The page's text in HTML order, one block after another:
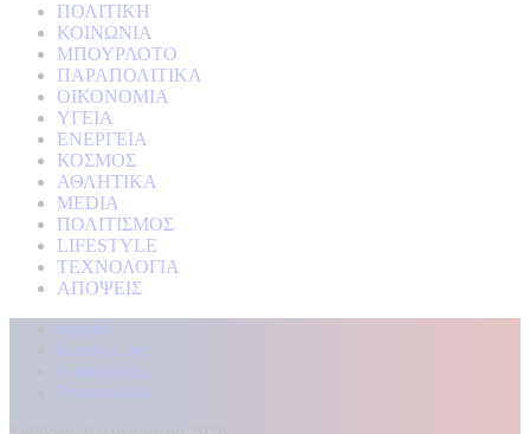
ΠΟΛΙΤΙΚΗ
ΚΟΙΝΩΝΙΑ
ΜΠΟΥΡΛΟΤΟ
ΠΑΡΑΠΟΛΙΤΙΚΑ
ΟΙΚΟΝΟΜΙΑ
ΥΓΕΙΑ
ΕΝΕΡΓΕΙΑ
ΚΟΣΜΟΣ
ΑΘΛΗΤΙΚΑ
MEDIA
ΠΟΛΙΤΙΣΜΟΣ
LIFESTYLE
ΤΕΧΝΟΛΟΓΙΑ
ΑΠΟΨΕΙΣ
Αρχική
Kontra Live
Καταγγελίες
Επικοινωνία